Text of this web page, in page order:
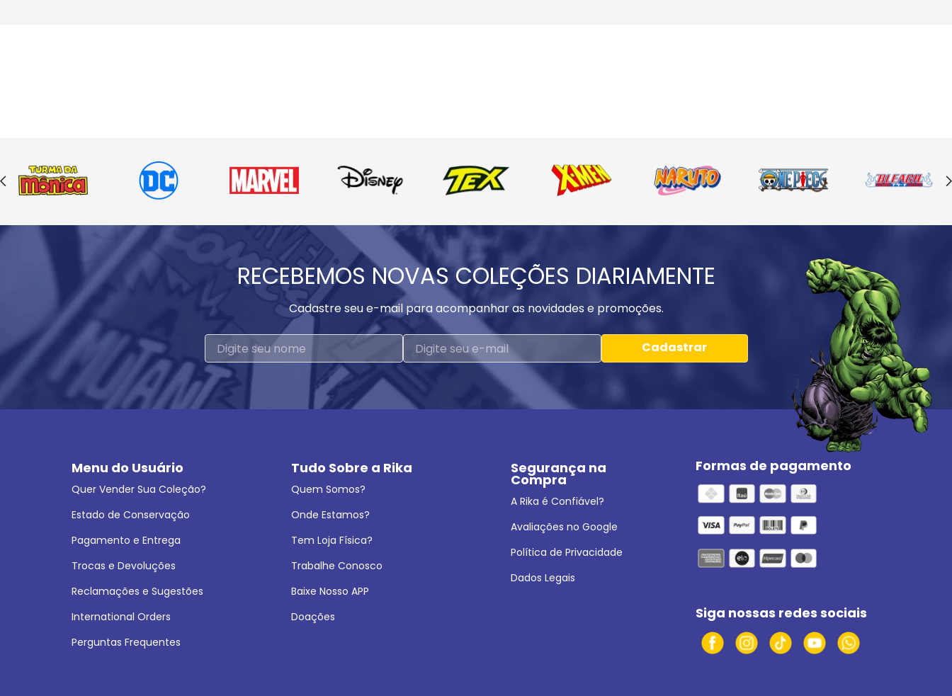
RECEBEMOS NOVAS COLEÇÕES DIARIAMENTE
Cadastre seu e-mail para acompanhar as novidades e promoções.
Cadastrar
Menu do Usuário
Quer Vender Sua Coleção?
Estado de Conservação
Pagamento e Entrega
Trocas e Devoluções
Reclamações e Sugestões
International Orders
Perguntas Frequentes
Tudo Sobre a Rika
Quem Somos?
Onde Estamos?
Tem Loja Física?
Trabalhe Conosco
Baixe Nosso APP
Doações
Segurança na
Compra
A Rika é Confiável?
Avaliações no Google
Política de Privacidade
Dados Legais
Formas de pagamento
Siga nossas redes sociais